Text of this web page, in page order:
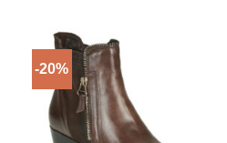
-20%